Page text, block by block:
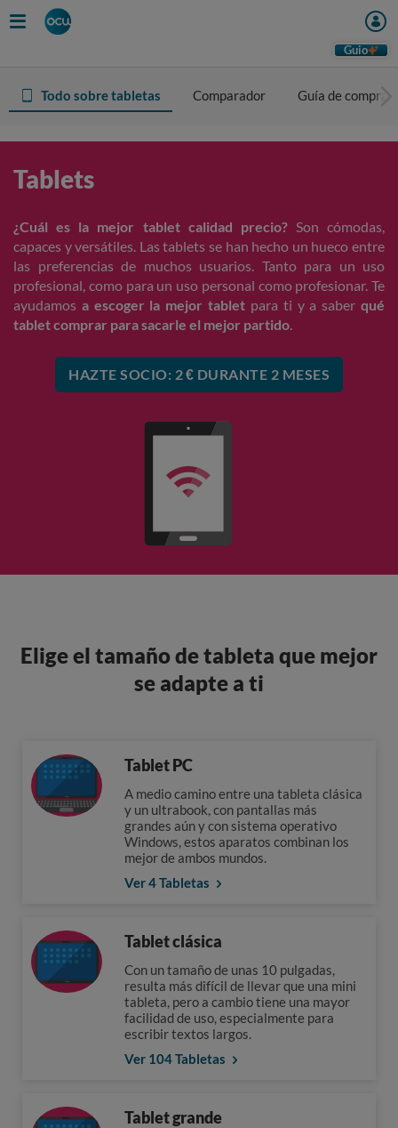
Guio
Todo sobre tabletas Comparador Guía de compra
Tablets
¿Cuál es la mejor tablet calidad precio?Son cómodas,
capaces y versátiles. Las tablets se han hecho un hueco entre
las preferencias de muchos usuarios. Tanto para un uso
profesional, como para un uso personal como profesionar. Te
ayudamos a escoger la mejor tablet para ti y a saberqué
tablet comprar para sacarle el mejor partido.
HAZTE SOCIO: 2 € DURANTE 2 MESES
Elige el tamaño de tableta que mejor
se adapte a ti
Tablet PC
A medio camino entre una tableta clásica
y un ultrabook, con pantallas más
grandes aún y con sistema operativo
Windows, estos aparatos combinan los
mejor de ambos mundos.
Ver 4 Tabletas
Tablet clásica
Con un tamaño de unas 10 pulgadas,
resulta más difícil de llevar que una mini
tableta, pero a cambio tiene una mayor
facilidad de uso, especialmente para
escribir textos largos.
Ver 104 Tabletas
Tablet grande